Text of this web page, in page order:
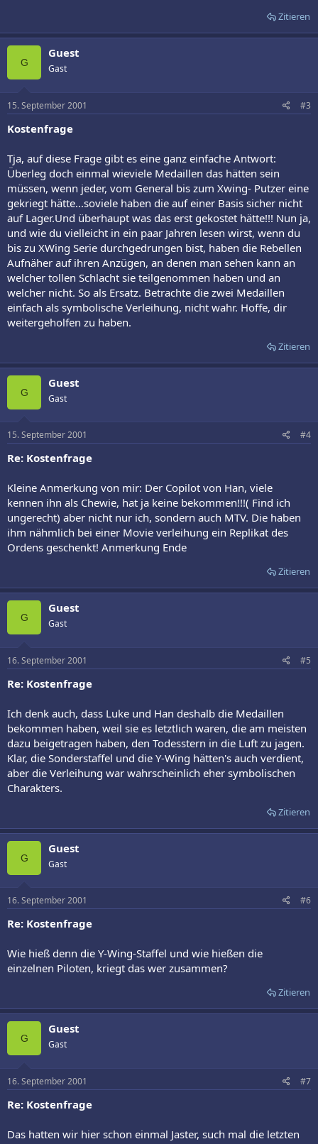
Zitieren
G
Guest
Gast
15. September 2001 #3
Kostenfrage
Tja, auf diese Frage gibt es eine ganz einfache Antwort:
Überleg doch einmal wieviele Medaillen das hätten sein
müssen, wenn jeder, vom General bis zum Xwing- Putzer eine
gekriegt hätte...soviele haben die auf einer Basis sicher nicht
auf Lager.Und überhaupt was das erst gekostet hätte!!! Nun ja,
und wie du vielleicht in ein paar Jahren lesen wirst, wenn du
bis zu XWing Serie durchgedrungen bist, haben die Rebellen
Aufnäher auf ihren Anzügen, an denen man sehen kann an
welcher tollen Schlacht sie teilgenommen haben und an
welcher nicht. So als Ersatz. Betrachte die zwei Medaillen
einfach als symbolische Verleihung, nicht wahr. Hoffe, dir
weitergeholfen zu haben.
Zitieren
G
Guest
Gast
15. September 2001 #4
Re: Kostenfrage
Kleine Anmerkung von mir: Der Copilot von Han, viele
kennen ihn als Chewie, hat ja keine bekommen!!!( Find ich
ungerecht) aber nicht nur ich, sondern auch MTV. Die haben
ihm nähmlich bei einer Movie verleihung ein Replikat des
Ordens geschenkt! Anmerkung Ende
Zitieren
G
Guest
Gast
16. September 2001 #5
Re: Kostenfrage
Ich denk auch, dass Luke und Han deshalb die Medaillen
bekommen haben, weil sie es letztlich waren, die am meisten
dazu beigetragen haben, den Todesstern in die Luft zu jagen.
Klar, die Sonderstaffel und die Y-Wing hätten's auch verdient,
aber die Verleihung war wahrscheinlich eher symbolischen
Charakters.
Zitieren
G
Guest
Gast
16. September 2001 #6
Re: Kostenfrage
Wie hieß denn die Y-Wing-Staffel und wie hießen die
einzelnen Piloten, kriegt das wer zusammen?
Zitieren
G
Guest
Gast
16. September 2001 #7
Re: Kostenfrage
Das hatten wir hier schon einmal Jaster, such mal die letzten